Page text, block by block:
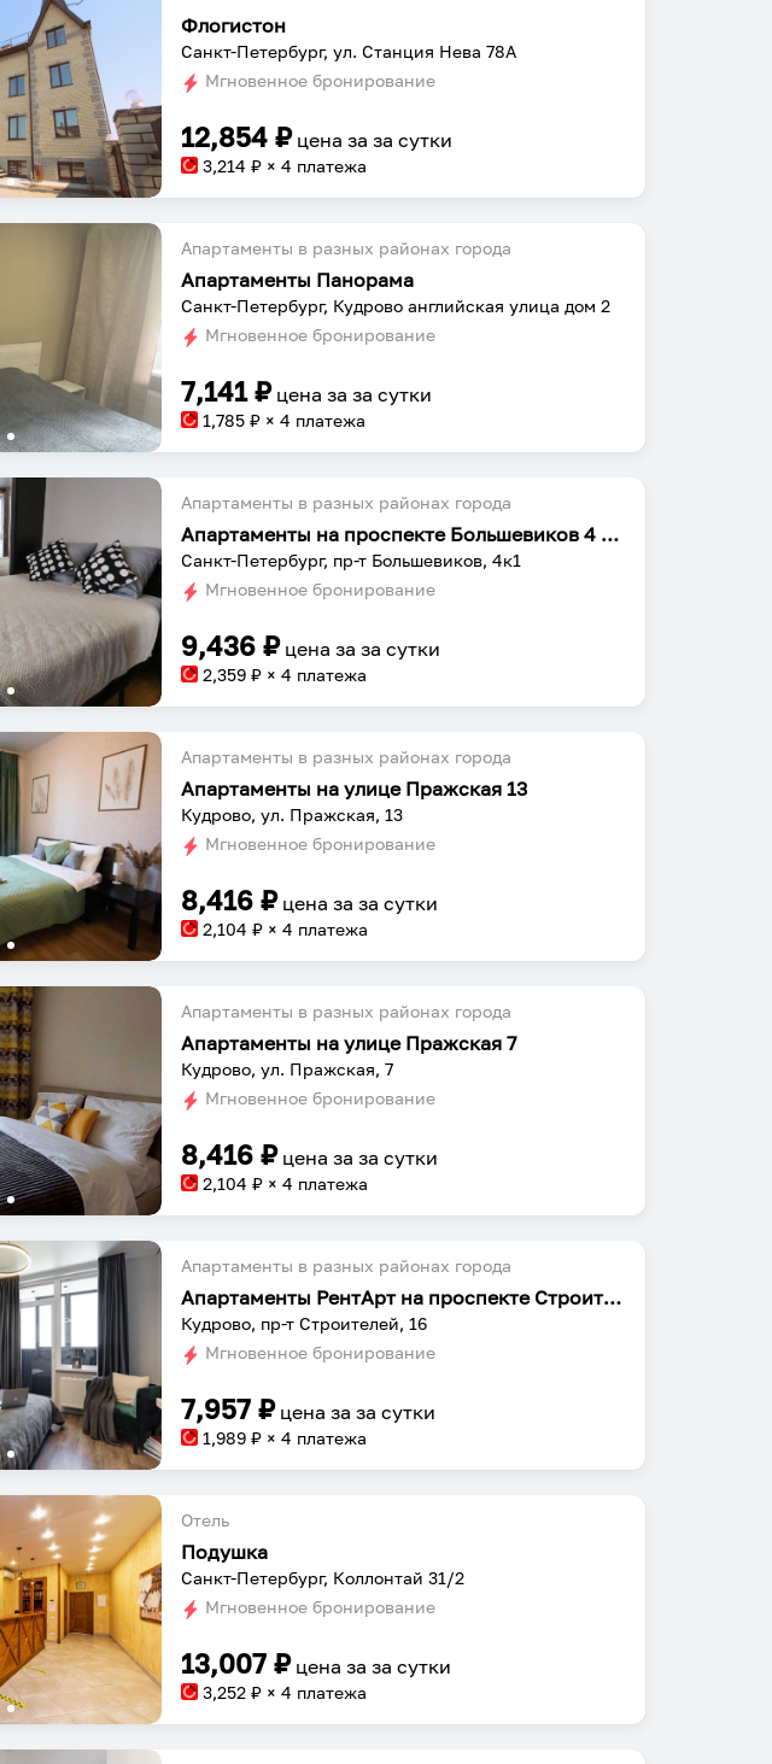
Флогистон
Санкт-Петербург, ул. Станция Нева 78А
Мгновенное бронирование
12,854 ₽ цена заза сутки
3,214 ₽ × 4 платежа
Апартаменты в разных районах города
Апартаменты Панорама
Санкт-Петербург, Кудрово английская улица дом 2
Мгновенное бронирование
7,141₽ цена заза сутки
1,785 ₽ × 4 платежа
Апартаменты в разных районах города
Апартаменты на проспекте Большевиков 4 корпус 1
Санкт-Петербург, пр-т Большевиков, 4к1
Мгновенное бронирование
9,436 ₽ цена заза сутки
2,359 ₽ × 4 платежа
Апартаменты в разных районах города
Апартаменты на улице Пражская 13
Кудрово, ул. Пражская, 13
Мгновенное бронирование
8,416 ₽ цена заза сутки
2,104 ₽ × 4 платежа
Апартаменты в разных районах города
Апартаменты на улице Пражская 7
Кудрово, ул. Пражская, 7
Мгновенное бронирование
8,416 ₽ цена заза сутки
2,104 ₽ × 4 платежа
Апартаменты в разных районах города
Апартаменты РентАрт на проспекте Строителей 16
Кудрово, пр-т Строителей, 16
Мгновенное бронирование
7,957 ₽ цена заза сутки
1,989 ₽ × 4 платежа
Отель
Подушка
Санкт-Петербург, Коллонтай 31/2
Мгновенное бронирование
13,007 ₽ цена заза сутки
3,252 ₽ × 4 платежа